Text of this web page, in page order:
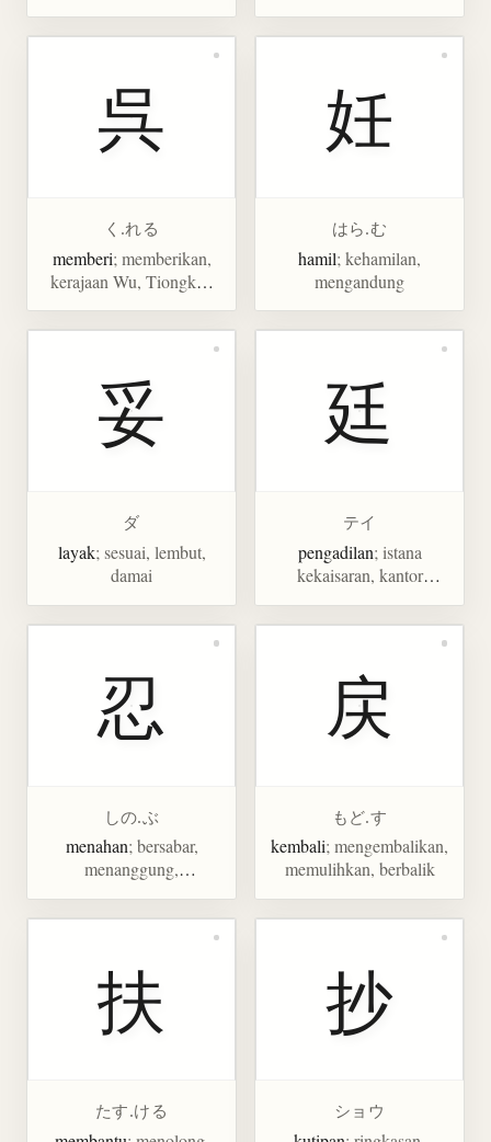
mempertimbangkan
mempersembahkan,
呉
く.れる
memberi; memberikan,
kerajaan Wu, Tiongkok
妊
はら.む
hamil; kehamilan,
mengandung
妥
ダ
layak; sesuai, lembut,
damai
廷
テイ
pengadilan; istana
kekaisaran, kantor
忍
しの.ぶ
menahan; bersabar,
menanggung,
bersembunyi, menyusup,
戻
もど.す
kembali; mengembalikan,
memulihkan, berbalik
扶
たす.ける
抄
ショウ